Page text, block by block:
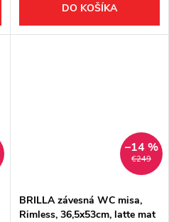
DO KOŠÍKA
€249
–14 %
BRILLA závesná WC misa,
Rimless, 36,5x53cm, latte mat